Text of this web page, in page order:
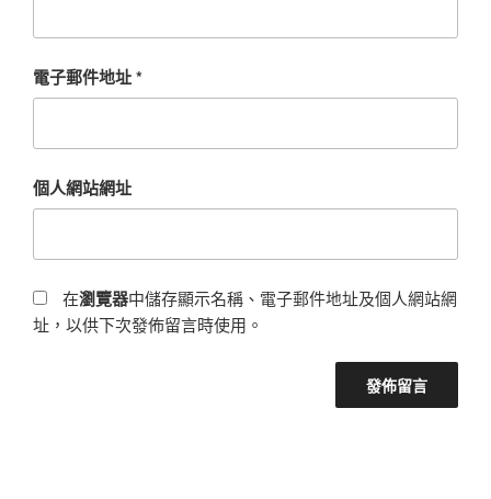
電子郵件地址*
個人網站網址
在瀏覽器中儲存顯示名稱、電子郵件地址及個人網站網
址，以供下次發佈留言時使用。